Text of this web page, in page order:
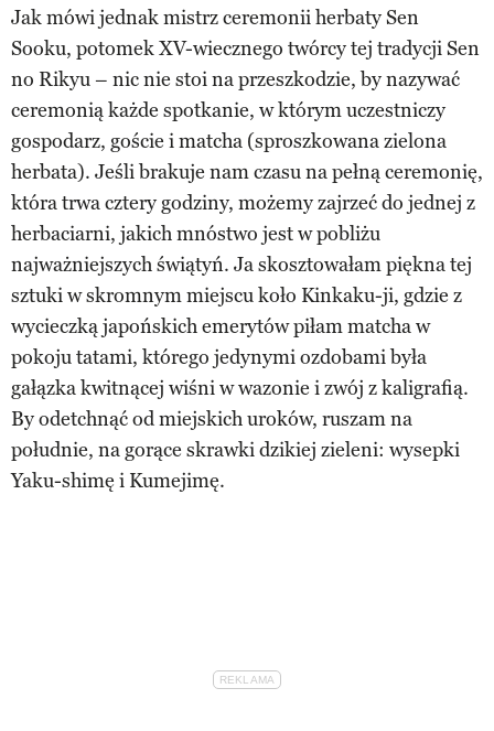
Jak mówi jednak mistrz ceremonii herbaty Sen
Sooku, potomek XV-wiecznego twórcy tej tradycji Sen
no Rikyu – nic nie stoi na przeszkodzie, by nazywać
ceremonią każde spotkanie, w którym uczestniczy
gospodarz, goście i matcha (sproszkowana zielona
herbata). Jeśli brakuje nam czasu na pełną ceremonię,
która trwa cztery godziny, możemy zajrzeć do jednej z
herbaciarni, jakich mnóstwo jest w pobliżu
najważniejszych świątyń. Ja skosztowałam piękna tej
sztuki w skromnym miejscu koło Kinkaku-ji, gdzie z
wycieczką japońskich emerytów piłam matcha w
pokoju tatami, którego jedynymi ozdobami była
gałązka kwitnącej wiśni w wazonie i zwój z kaligrafią.
By odetchnąć od miejskich uroków, ruszam na
południe, na gorące skrawki dzikiej zieleni: wysepki
Yaku-shimę i Kumejimę.